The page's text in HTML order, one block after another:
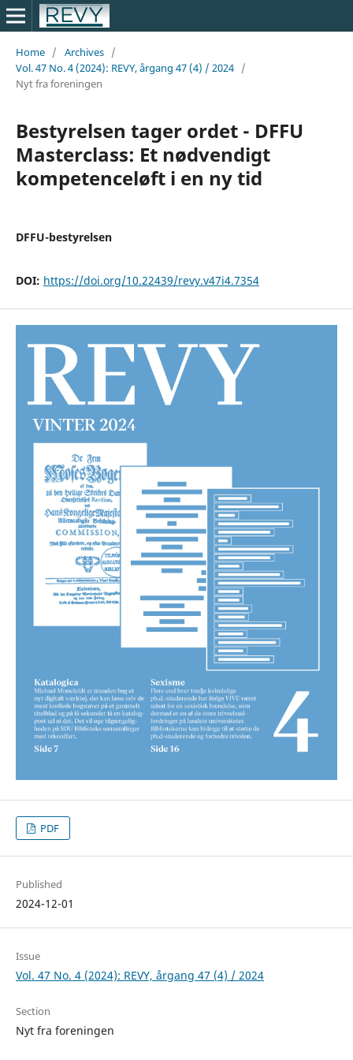
Home / Archives /
Vol. 47 No. 4 (2024): REVY, årgang 47 (4) / 2024 /
Nyt fra foreningen
Bestyrelsen tager ordet - DFFU
Masterclass: Et nødvendigt
kompetenceløft i en ny tid
DFFU-bestyrelsen
DOI: https://doi.org/10.22439/revy.v47i4.7354
PDF
Published
2024-12-01
Issue
Vol. 47 No. 4 (2024): REVY, årgang 47 (4) / 2024
Section
Nyt fra foreningen